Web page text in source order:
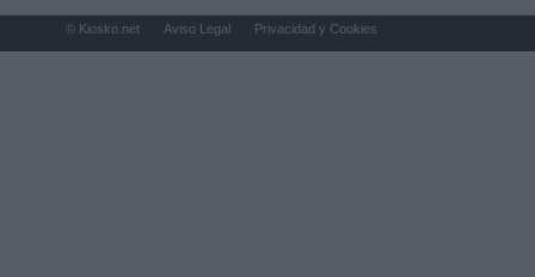
© Kiosko.net Aviso Legal Privacidad y Cookies